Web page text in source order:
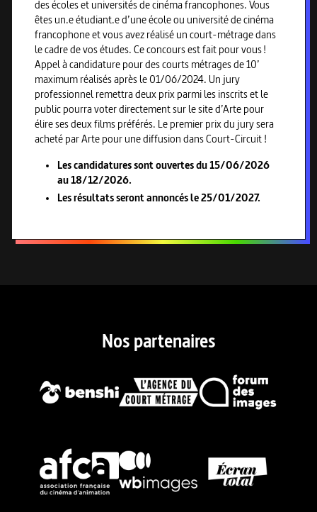
des écoles et universités de cinéma francophones. Vous
êtes un.e étudiant.e d’une école ou université de cinéma
francophone et vous avez réalisé un court-métrage dans
le cadre de vos études. Ce concours est fait pour vous !
Appel à candidature pour des courts métrages de 10’
maximum réalisés après le 01/06/2024. Un jury
professionnel remettra deux prix parmi les inscrits et le
public pourra voter directement sur le site d’Arte pour
élire ses deux films préférés. Le premier prix du jury sera
acheté par Arte pour une diffusion dans Court-Circuit !
Les candidatures sont ouvertes du 15/06/2026
au 18/12/2026.
Les résultats seront annoncés le 25/01/2027.
Nos partenaires